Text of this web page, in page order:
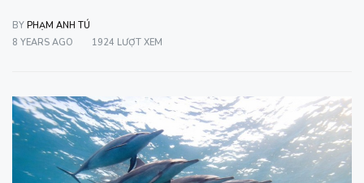
BY PHẠM ANH TÚ
8 YEARS AGO
1924 LƯỢT XEM